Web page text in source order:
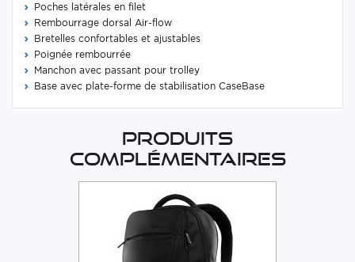
Poches latérales en filet
Rembourrage dorsal Air-flow
Bretelles confortables et ajustables
Poignée rembourrée
Manchon avec passant pour trolley
Base avec plate-forme de stabilisation CaseBase
Produits
complémentaires